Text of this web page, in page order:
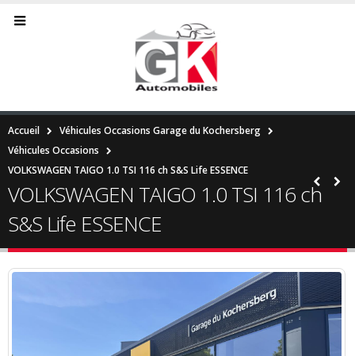
Accueil
Véhicules Occasions Garage du Kochersberg
Véhicules Occasions
VOLKSWAGEN TAIGO 1.0 TSI 116 ch S&S Life ESSENCE
VOLKSWAGEN TAIGO 1.0 TSI 116 ch
S&S Life ESSENCE